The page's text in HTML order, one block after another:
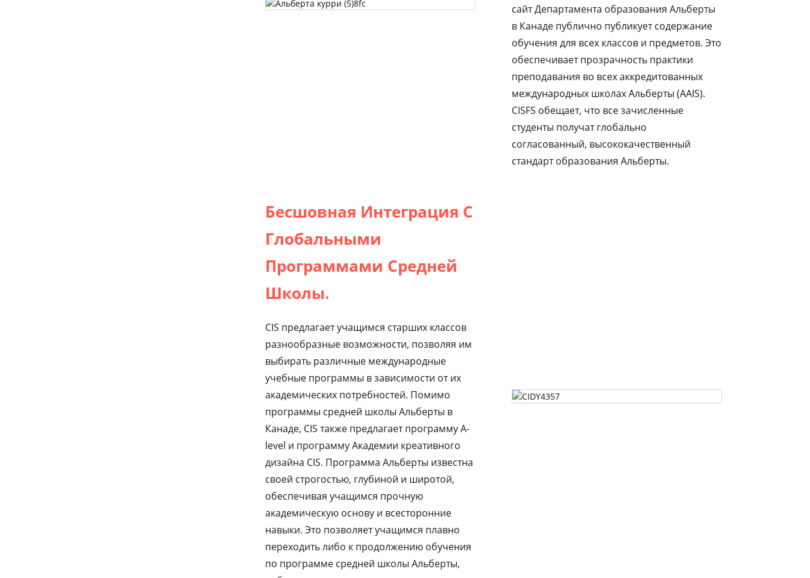
сайт Департамента образования Альберты
в Канаде публично публикует содержание
обучения для всех классов и предметов. Это
обеспечивает прозрачность практики
преподавания во всех аккредитованных
международных школах Альберты (AAIS).
CISFS обещает, что все зачисленные
студенты получат глобально
согласованный, высококачественный
стандарт образования Альберты.
Бесшовная Интеграция С
Глобальными
Программами Средней
Школы.
CIS предлагает учащимся старших классов
разнообразные возможности, позволяя им
выбирать различные международные
учебные программы в зависимости от их
академических потребностей. Помимо
программы средней школы Альберты в
Канаде, CIS также предлагает программу A-
level и программу Академии креативного
дизайна CIS. Программа Альберты известна
своей строгостью, глубиной и широтой,
обеспечивая учащимся прочную
академическую основу и всесторонние
навыки. Это позволяет учащимся плавно
переходить либо к продолжению обучения
по программе средней школы Альберты,